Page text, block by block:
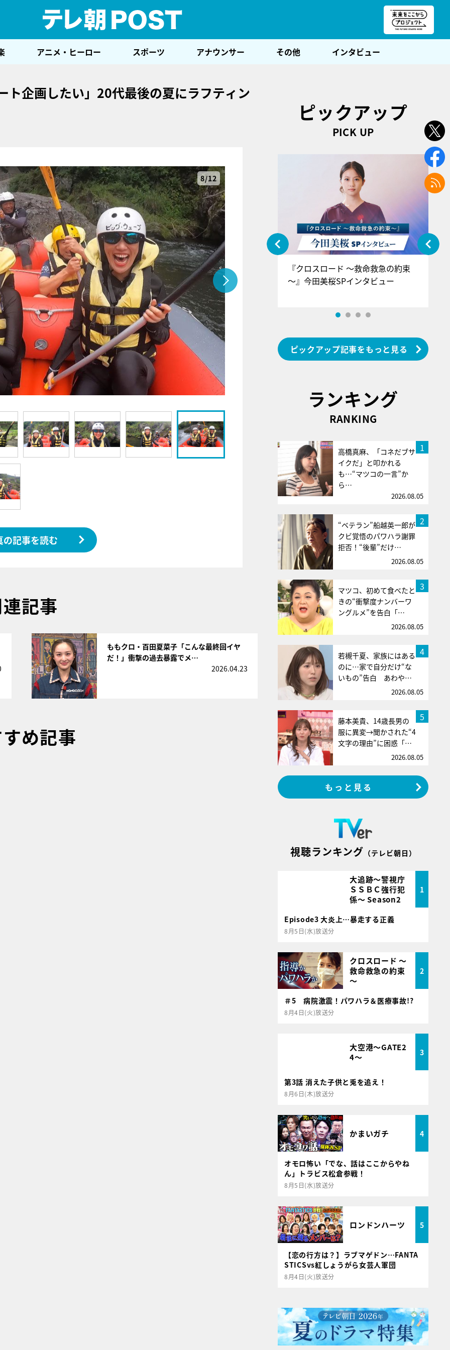
アニメ・ヒーロー スポーツ アナウンサー その他 インタビュー
ト企画したい」20代最後の夏にラフティン
8/12
の記事を読む
記事
ももクロ・百田夏菜子「こんな最終回イヤ
だ！」衝撃の過去暴露でメ…
2026.04.23
め記事
ピックアップ
PICK UP
『アイ＝ラブ！げーみんぐ』＝LOV
E齋藤樹愛羅＆佐々木舞香SPインタ
ビュー
『クロスロード ～救命救急の約束
～』今田美桜SPインタビュー
ピックアップ記事をもっと見る
ランキング
RANKING
1
高橋真麻、「コネだブサ
イクだ」と叩かれる
も…“マツコの一言”か
ら…
2026.08.05
2
“ベテラン”船越英一郎が
クビ覚悟のパワハラ謝罪
拒否！“後輩”だけ…
2026.08.05
3
マツコ、初めて食べたと
きの“衝撃度ナンバーワ
ングルメ”を告白「…
2026.08.05
4
若槻千夏、家族にはある
のに…家で自分だけ“な
いもの”告白 あわや…
2026.08.05
5
藤本美貴、14歳長男の
服に異変→聞かされた“4
文字の理由”に困惑「…
2026.08.05
もっと見る
視聴ランキング （テレビ朝日）
大追跡～警視庁
ＳＳＢＣ強行犯
係～ Season2
1
Episode3 大炎上…暴走する正義
8月5日(水)放送分
クロスロード ～
救命救急の約束
～
2
＃5 病院激震！パワハラ＆医療事故!?
8月4日(火)放送分
大空港～GATE2
4～
3
第3話 消えた子供と兎を追え！
8月6日(木)放送分
かまいガチ 4
オモロ怖い「でな、話はここからやね
ん」トラビス松倉参戦！
8月5日(水)放送分
ロンドンハーツ 5
【恋の行方は？】ラブマゲドン…FANTA
STICSvs紅しょうがら女芸人軍団
8月4日(火)放送分